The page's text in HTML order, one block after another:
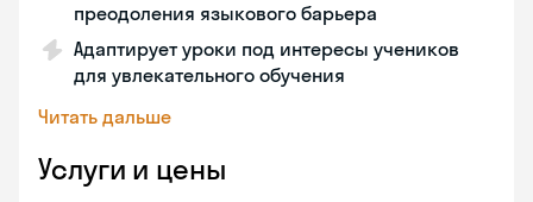
преодоления языкового барьера
Адаптирует уроки под интересы учеников
для увлекательного обучения
Читать дальше
Услуги и цены